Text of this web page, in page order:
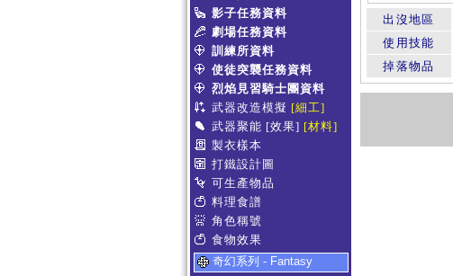
影子任務資料
劇場任務資料
訓練所資料
使徒突襲任務資料
烈焰見習騎士團資料
武器改造模擬 [細工]
武器聚能 [效果] [材料]
製衣樣本
打鐵設計圖
可生產物品
料理食譜
角色稱號
食物效果
奇幻系列 - Fantasy
出沒地區
使用技能
掉落物品